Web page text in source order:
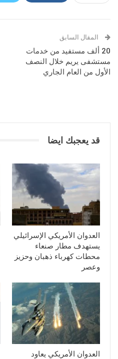
المقال السابق
20 ألف مستفيد من خدمات
مستشفى يريم خلال النصف
الأول من العام الجاري
قد يعجبك ايضا
العدوان الأمريكي الإسرائيلي
يستهدف مطار صنعاء
محطات كهرباء ذهبان وحزيز
وعصر
العدوان الأمريكي يعاود